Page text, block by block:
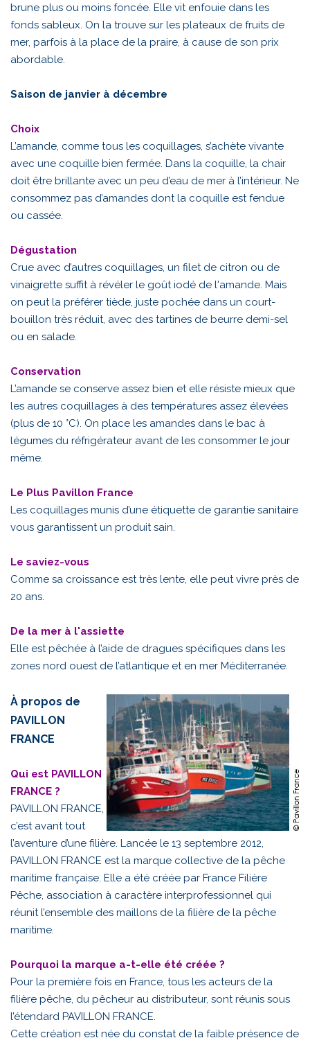
brune plus ou moins foncée. Elle vit enfouie dans les
fonds sableux. On la trouve sur les plateaux de fruits de
mer, parfois à la place de la praire, à cause de son prix
abordable.
Saison de janvier à décembre
Choix
L’amande, comme tous les coquillages, s’achète vivante
avec une coquille bien fermée. Dans la coquille, la chair
doit être brillante avec un peu d’eau de mer à l’intérieur. Ne
consommez pas d’amandes dont la coquille est fendue
ou cassée.
Dégustation
Crue avec d’autres coquillages, un filet de citron ou de
vinaigrette suffit à révéler le goût iodé de l'amande. Mais
on peut la préférer tiède, juste pochée dans un court-
bouillon très réduit, avec des tartines de beurre demi-sel
ou en salade.
Conservation
L’amande se conserve assez bien et elle résiste mieux que
les autres coquillages à des températures assez élevées
(plus de 10 °C). On place les amandes dans le bac à
légumes du réfrigérateur avant de les consommer le jour
même.
Le Plus Pavillon France
Les coquillages munis d’une étiquette de garantie sanitaire
vous garantissent un produit sain.
Le saviez-vous
Comme sa croissance est très lente, elle peut vivre près de
20 ans.
De la mer à l'assiette
Elle est pêchée à l’aide de dragues spécifiques dans les
zones nord ouest de l’atlantique et en mer Méditerranée.
À propos de
PAVILLON
FRANCE
Qui est PAVILLON
FRANCE ?
PAVILLON FRANCE,
c’est avant tout
l’aventure d’une filière. Lancée le 13 septembre 2012,
PAVILLON FRANCE est la marque collective de la pêche
maritime française. Elle a été créée par France Filière
Pêche, association à caractère interprofessionnel qui
réunit l’ensemble des maillons de la filière de la pêche
maritime.
Pourquoi la marque a-t-elle été créée ?
Pour la première fois en France, tous les acteurs de la
filière pêche, du pêcheur au distributeur, sont réunis sous
l’étendard PAVILLON FRANCE.
Cette création est née du constat de la faible présence de